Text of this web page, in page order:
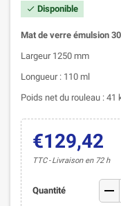
 Disponible
Mat de verre émulsion
Largeur 1250 mm
Longueur : 110 ml
Poids net du rouleau : 41
€129,42
TTC Livraison en 72 h
Quantité remove